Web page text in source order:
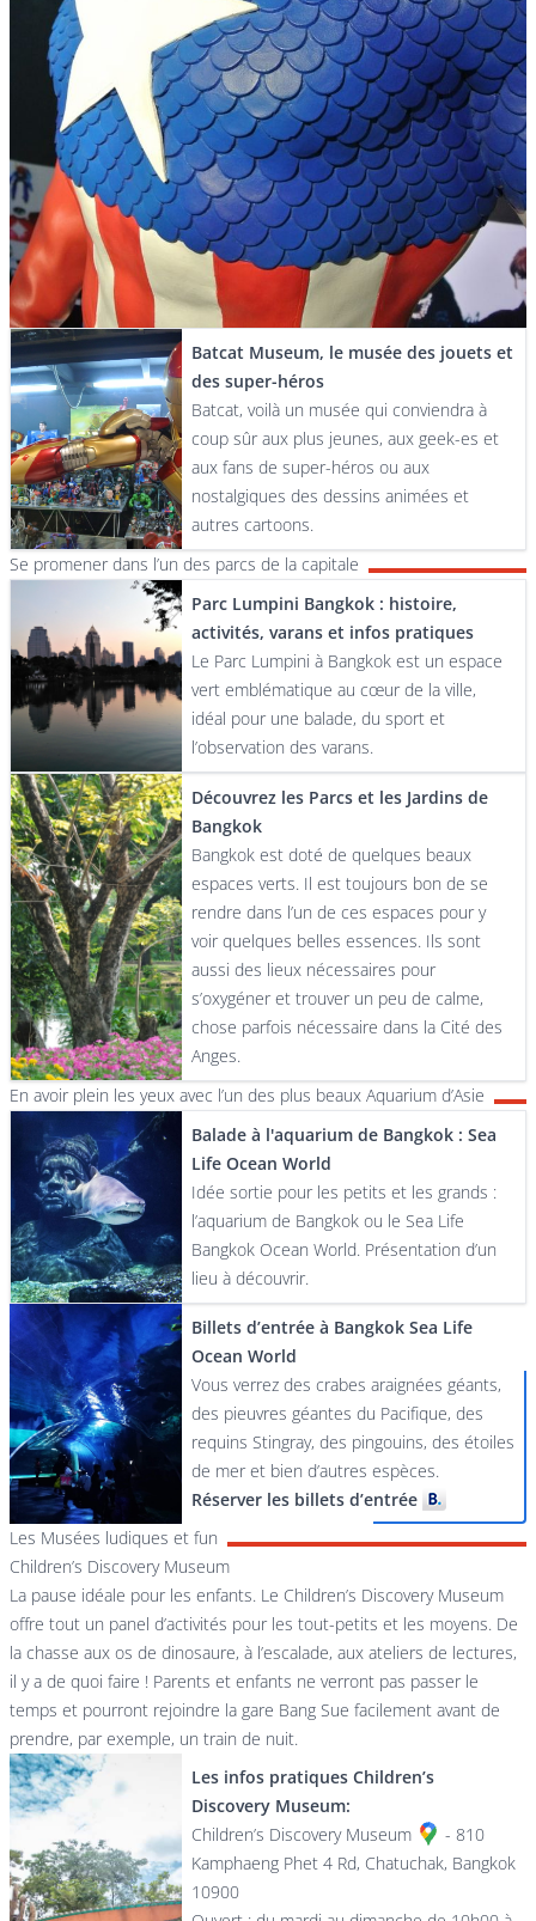
Batcat Museum, le musée des jouets et
des super-héros
Batcat, voilà un musée qui conviendra à
coup sûr aux plus jeunes, aux geek-es et
aux fans de super-héros ou aux
nostalgiques des dessins animées et
autres cartoons.
Se promener dans l’un des parcs de la capitale
Parc Lumpini Bangkok : histoire,
activités, varans et infos pratiques
Le Parc Lumpini à Bangkok est un espace
vert emblématique au cœur de la ville,
idéal pour une balade, du sport et
l’observation des varans.
Découvrez les Parcs et les Jardins de
Bangkok
Bangkok est doté de quelques beaux
espaces verts. Il est toujours bon de se
rendre dans l’un de ces espaces pour y
voir quelques belles essences. Ils sont
aussi des lieux nécessaires pour
s’oxygéner et trouver un peu de calme,
chose parfois nécessaire dans la Cité des
Anges.
En avoir plein les yeux avec l’un des plus beaux Aquarium d’Asie
Balade à l'aquarium de Bangkok : Sea
Life Ocean World
Idée sortie pour les petits et les grands :
l’aquarium de Bangkok ou le Sea Life
Bangkok Ocean World. Présentation d’un
lieu à découvrir.
Billets d’entrée à Bangkok Sea Life
Ocean World
Vous verrez des crabes araignées géants,
des pieuvres géantes du Pacifique, des
requins Stingray, des pingouins, des étoiles
de mer et bien d’autres espèces.
Réserver les billets d’entrée
Les Musées ludiques et fun
Children’s Discovery Museum
La pause idéale pour les enfants. Le Children’s Discovery Museum
offre tout un panel d’activités pour les tout-petits et les moyens. De
la chasse aux os de dinosaure, à l’escalade, aux ateliers de lectures,
il y a de quoi faire ! Parents et enfants ne verront pas passer le
temps et pourront rejoindre la gare Bang Sue facilement avant de
prendre, par exemple, un train de nuit.
Les infos pratiques Children’s
Discovery Museum:
Children’s Discovery Museum
- 810
Kamphaeng Phet 4 Rd, Chatuchak, Bangkok
10900